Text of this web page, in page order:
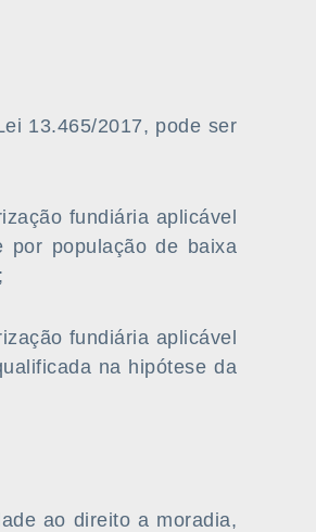
13.465/2017, pode ser
fundiária aplicável
por população de baixa
fundiária aplicável
na hipótese da
ao direito a moradia,